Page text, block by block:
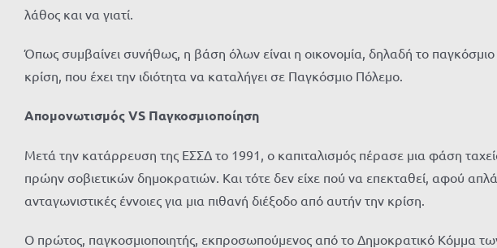
λάθος και να γιατί.
Όπως συμβαίνει συνήθως, η βάση όλων είναι η οικονομία, δηλαδή το
κρίση, που έχει την ιδιότητα να καταλήγει σε Παγκόσμιο Πόλεμο.
ΑπομονωτισμόςVS Παγκοσμιοποίηση
Μετά την κατάρρευση της ΕΣΣΔ το 1991, ο καπιταλισμός πέρασε μια φάση
πρώην σοβιετικών δημοκρατιών. Και τότε δεν είχε πού να επεκταθεί, αφού
ανταγωνιστικές έννοιες για μια πιθανή διέξοδο από αυτήν την κρίση.
Ο πρώτος, παγκοσμιοποιητής, εκπροσωπούμενος από το Δημοκρατικό Κόμμα